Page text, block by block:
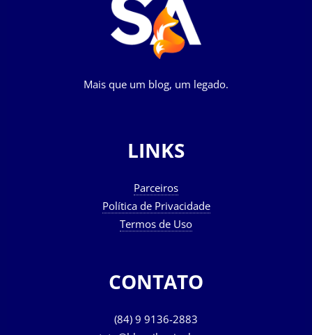
Mais que um blog, um legado.
LINKS
Parceiros
Política de Privacidade
Termos de Uso
CONTATO
(84) 9 9136-2883